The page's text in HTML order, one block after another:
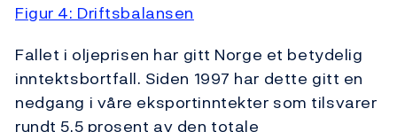
Figur 4: Driftsbalansen
Fallet i oljeprisen har gitt Norge et betydelig
inntektsbortfall. Siden 1997 har dette gitt en
nedgang i våre eksportinntekter som tilsvarer
rundt 5,5 prosent av den totale